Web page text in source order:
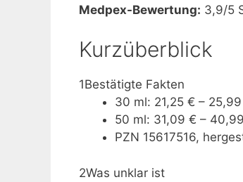
Medpex-Bewertung: 3,9/5
Kurzüberblick
1Bestätigte Fakten
30 ml: 21,25 € –
50 ml: 31,09 € –
PZN 15617516,
2Was unklar ist